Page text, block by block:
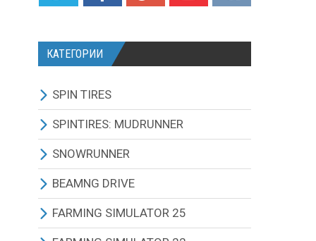
КАТЕГОРИИ
SPIN TIRES
СКАЧАТЬ ИГРУ
ВСЕ МОДЫ
ТЕХНИКА
КАРТЫ
SPINTIRES: MUDRUNNER
ВСЕ МОДЫ
ГРУЗОВИКИ
ВНЕДОРОЖНИКИ
SNOWRUNNER
ВСЕ МОДЫ
ГРУЗОВИКИ
BEAMNG DRIVE
BEAMNG DRIVE ИГРА И
ОБНОВЛЕНИЯ
FARMING SIMULATOR 25